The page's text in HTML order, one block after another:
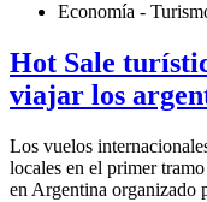
Economía -
Hot Sale
viajar los
Los vuelos
locales en el primer
en Argentina organizado